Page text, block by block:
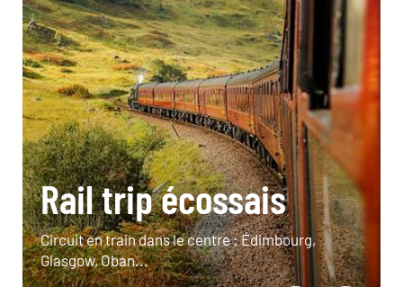
Rail trip écossais
Circuit en train dans le centre : Édimbourg,
Glasgow, Oban...